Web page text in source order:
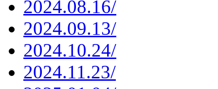
2024.08.16/
2024.09.13/
2024.10.24/
2024.11.23/